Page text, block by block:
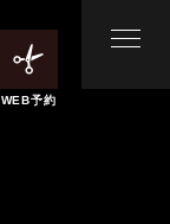
WEB予約